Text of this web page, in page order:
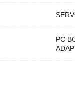
PC